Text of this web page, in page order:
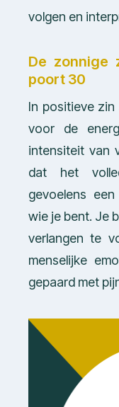
volgen en
De zonnige
poort 30
In positieve
voor de
intensiteit van
dat het
gevoelens
wie je bent. Je
verlangen te
menselijke
gepaard met